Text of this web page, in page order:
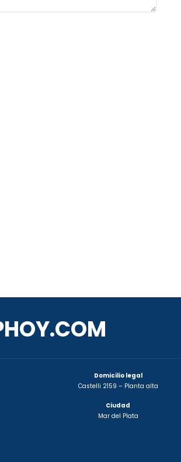
Domicilio legal
Castelli 2159 – Planta alta
Ciudad
Mar del Plata